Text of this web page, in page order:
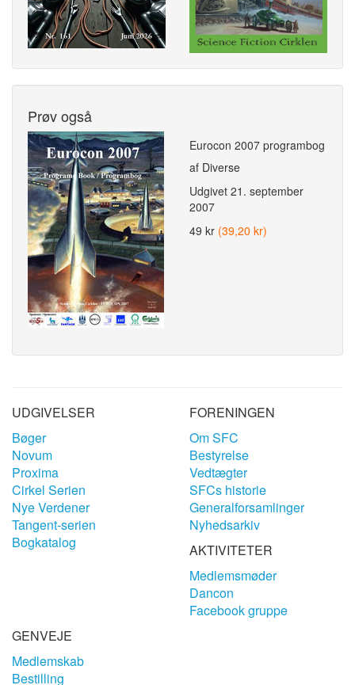
Prøv også
Eurocon 2007 programbog
af Diverse
Udgivet 21. september
2007
49 kr (39,20 kr)
UDGIVELSER
Bøger
Novum
Proxima
Cirkel Serien
Nye Verdener
Tangent-serien
Bogkatalog
FORENINGEN
Om SFC
Bestyrelse
Vedtægter
SFCs historie
Generalforsamlinger
Nyhedsarkiv
AKTIVITETER
Medlemsmøder
Dancon
Facebook gruppe
GENVEJE
Medlemskab
Bestilling